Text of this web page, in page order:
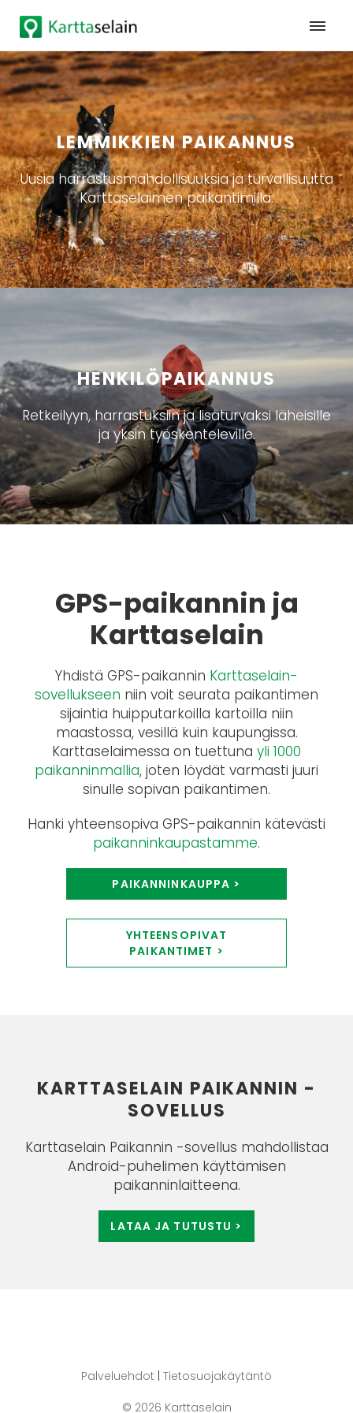
LEMMIKKIEN PAIKANNUS
Uusia harrastusmahdollisuuksia ja turvallisuutta
Karttaselaimen paikantimilla.
HENKILÖPAIKANNUS
Retkeilyyn, harrastuksiin ja lisäturvaksi läheisille
ja yksin työskenteleville.
GPS-paikannin ja
Karttaselain
Yhdistä GPS-paikannin Karttaselain-
sovellukseen niin voit seurata paikantimen
sijaintia huipputarkoilla kartoilla niin
maastossa, vesillä kuin kaupungissa.
Karttaselaimessa on tuettuna yli 1000
paikanninmallia, joten löydät varmasti juuri
sinulle sopivan paikantimen.
Hanki yhteensopiva GPS-paikannin kätevästi
paikanninkaupastamme.
PAIKANNINKAUPPA >
YHTEENSOPIVAT
PAIKANTIMET >
KARTTASELAIN PAIKANNIN -
SOVELLUS
Karttaselain Paikannin -sovellus mahdollistaa
Android-puhelimen käyttämisen
paikanninlaitteena.
LATAA JA TUTUSTU >
Palveluehdot Tietosuojakäytäntö
© 2026 Karttaselain